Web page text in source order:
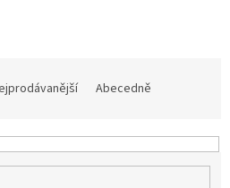
Abecedně